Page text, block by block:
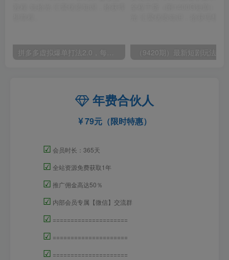
年费合伙人
79元（限时特惠）
☑ 会员时长：365天
☑ 全站资源免费获取1年
☑ 推广佣金高达50％
☑ 内部会员专属【微信】交流群
☑ =====================
☑ =====================
☑ =====================